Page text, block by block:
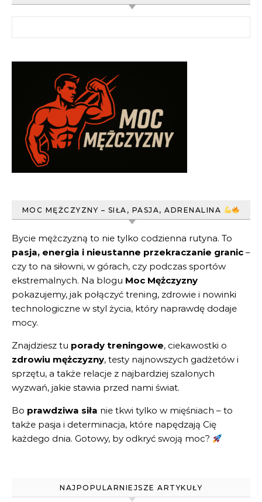
MOC MĘŻCZYZNY – SIŁA, PASJA, ADRENALINA
Bycie mężczyzną to nie tylko codzienna rutyna. To
pasja, energia i nieustanne przekraczanie granic –
czy to na siłowni, w górach, czy podczas sportów
ekstremalnych. Na blogu Moc Mężczyzny
pokazujemy, jak połączyć trening, zdrowie i nowinki
technologiczne w styl życia, który naprawdę dodaje
mocy.
Znajdziesz tu porady treningowe, ciekawostki o
zdrowiu mężczyzny, testy najnowszych gadżetów i
sprzętu, a także relacje z najbardziej szalonych
wyzwań, jakie stawia przed nami świat.
Bo prawdziwa siła nie tkwi tylko w mięśniach – to
także pasja i determinacja, które napędzają Cię
każdego dnia. Gotowy, by odkryć swoją moc?
NAJPOPULARNIEJSZE ARTYKUŁY